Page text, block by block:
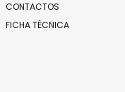
CONTACTOS
FICHA TÉCNICA